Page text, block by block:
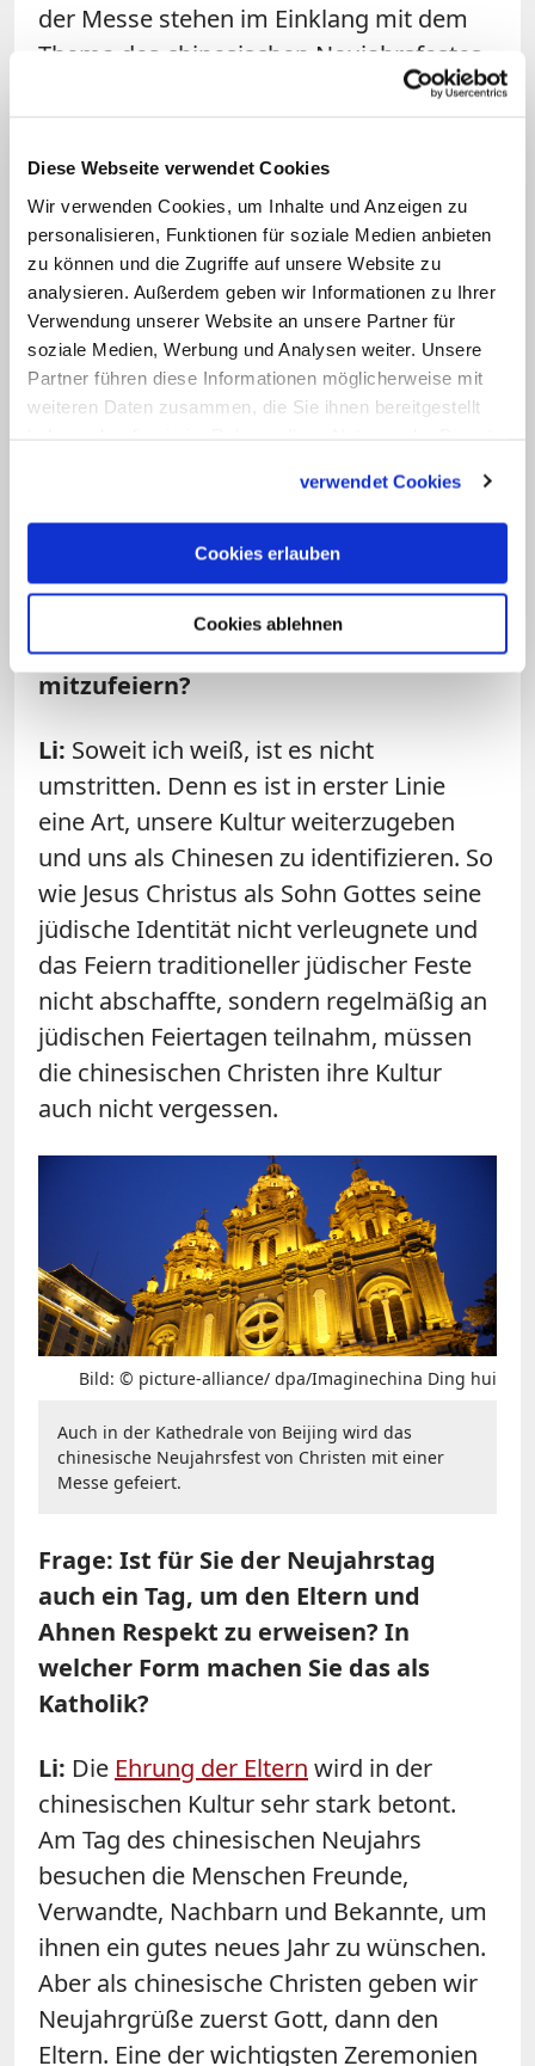
Diese Webseite verwendet Cookies
Wir verwenden Cookies, um Inhalte und Anzeigen zu
personalisieren, Funktionen für soziale Medien anbieten
zu können und die Zugriffe auf unsere Website zu
analysieren. Außerdem geben wir Informationen zu Ihrer
Verwendung unserer Website an unsere Partner für
soziale Medien, Werbung und Analysen weiter. Unsere
Partner führen diese Informationen möglicherweise mit
weiteren Daten zusammen, die Sie ihnen bereitgestellt
verwendet Cookies
Cookies erlauben
Cookies ablehnen
der Messe stehen im Einklang mit dem
Thema des chinesischen Neujahrsfestes.
besonders geschmückt. Der Kirchhof ist
Wunsch zum Ausdruck bringen, dass das
neue Jahr voller Glück und Freude sein
wird. Der Hauseingang der Kirche (vor
allem der Türrahmen) ist wie alle
chinesischen Häuser und Wohnungen zu
der Zeit mit roten Spruchbändern, den
bestimmen Themen der christlichen
Segenssprüche deren Inhalte.
Frage: Ist es unter Christen dennoch
umstritten, das Mond-Neujahr
mitzufeiern?
Li: Soweit ich weiß, ist es nicht
umstritten. Denn es ist in erster Linie
eine Art, unsere Kultur weiterzugeben
und uns als Chinesen zu identifizieren. So
wie Jesus Christus als Sohn Gottes seine
jüdische Identität nicht verleugnete und
das Feiern traditioneller jüdischer Feste
nicht abschaffte, sondern regelmäßig an
jüdischen Feiertagen teilnahm, müssen
die chinesischen Christen ihre Kultur
auch nicht vergessen.
Bild: © picture-alliance/ dpa/Imaginechina Ding hui
Auch in der Kathedrale von Beijing wird das
chinesische Neujahrsfest von Christen mit einer
Messe gefeiert.
Frage: Ist für Sie der Neujahrstag
auch ein Tag, um den Eltern und
Ahnen Respekt zu erweisen? In
welcher Form machen Sie das als
Katholik?
Li: Die Ehrung der Eltern wird in der
chinesischen Kultur sehr stark betont.
Am Tag des chinesischen Neujahrs
besuchen die Menschen Freunde,
Verwandte, Nachbarn und Bekannte, um
ihnen ein gutes neues Jahr zu wünschen.
Aber als chinesische Christen geben wir
Neujahrgrüße zuerst Gott, dann den
Eltern. Eine der wichtigsten Zeremonien